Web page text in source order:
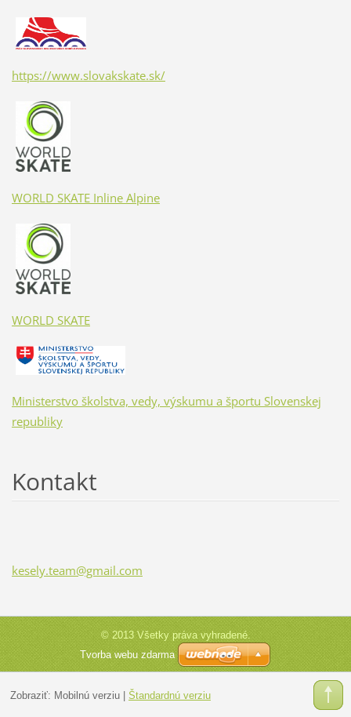
https://www.slovakskate.sk/
WORLD SKATE Inline Alpine
WORLD SKATE
Ministerstvo školstva, vedy, výskumu a športu Slovenskej
republiky
Kontakt
kesely.team@gmail.com
© 2013 Všetky práva vyhradené.
Tvorba webu zdarma
Zobraziť: Mobilnú verziu| Štandardnú verziu